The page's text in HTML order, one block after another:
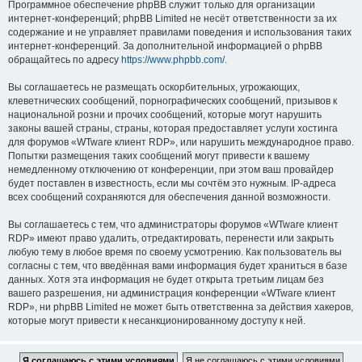
Программное обеспечение phpBB служит только для организации
интернет-конференций; phpBB Limited не несёт ответственности за их
содержание и не управляет правилами поведения и использования таких
интернет-конференций. За дополнительной информацией о phpBB
обращайтесь по адресу https://www.phpbb.com/.
Вы соглашаетесь не размещать оскорбительных, угрожающих,
клеветнических сообщений, порнографических сообщений, призывов к
национальной розни и прочих сообщений, которые могут нарушить
законы вашей страны, страны, которая предоставляет услуги хостинга
для форумов «WTware клиент RDP», или нарушить международное право.
Попытки размещения таких сообщений могут привести к вашему
немедленному отключению от конференции, при этом ваш провайдер
будет поставлен в известность, если мы сочтём это нужным. IP-адреса
всех сообщений сохраняются для обеспечения данной возможности.
Вы соглашаетесь с тем, что администраторы форумов «WTware клиент
RDP» имеют право удалить, отредактировать, перенести или закрыть
любую тему в любое время по своему усмотрению. Как пользователь вы
согласны с тем, что введённая вами информация будет храниться в базе
данных. Хотя эта информация не будет открыта третьим лицам без
вашего разрешения, ни администрация конференции «WTware клиент
RDP», ни phpBB Limited не может быть ответственна за действия хакеров,
которые могут привести к несанкционированному доступу к ней.